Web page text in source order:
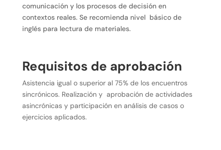
comunicación y los procesos de decisión en
contextos reales. Se recomienda nivel básico de
inglés para lectura de materiales.
Requisitos de aprobación
Asistencia igual o superior al 75% de los encuentros
sincrónicos. Realización y aprobación de actividades
asincrónicas y participación en análisis de casos o
ejercicios aplicados.